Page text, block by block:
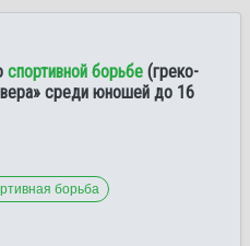
спортивной борьбе (греко-
среди юношей до 16
борьба